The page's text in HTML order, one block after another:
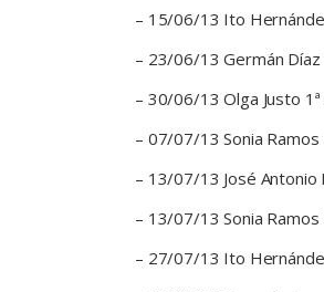
– 15/06/13 Ito
– 23/06/13 Germán Díaz
– 30/06/13 Olga Justo
– 07/07/13 Sonia
– 13/07/13 José Antonio
– 13/07/13 Sonia Ramos
– 27/07/13 Ito